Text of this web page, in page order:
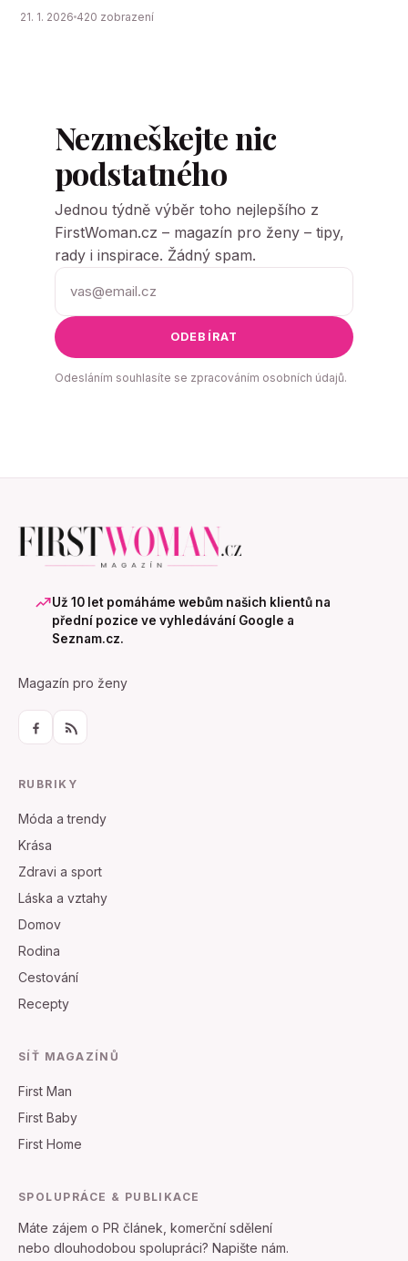
21. 1. 2026 420 zobrazení
Nezmeškejte nic
podstatného
Jednou týdně výběr toho nejlepšího z
FirstWoman.cz – magazín pro ženy – tipy,
rady i inspirace. Žádný spam.
ODEBÍRAT
Odesláním souhlasíte se zpracováním osobních údajů.
Už 10 let pomáháme webům našich klientů na
přední pozice ve vyhledávání Google a
Seznam.cz.
Magazín pro ženy
RUBRIKY
Móda a trendy
Krása
Zdravi a sport
Láska a vztahy
Domov
Rodina
Cestování
Recepty
SÍŤ MAGAZÍNŮ
First Man
First Baby
First Home
SPOLUPRÁCE & PUBLIKACE
Máte zájem o PR článek, komerční sdělení
nebo dlouhodobou spolupráci? Napište nám.